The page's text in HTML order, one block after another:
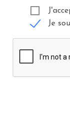
Je